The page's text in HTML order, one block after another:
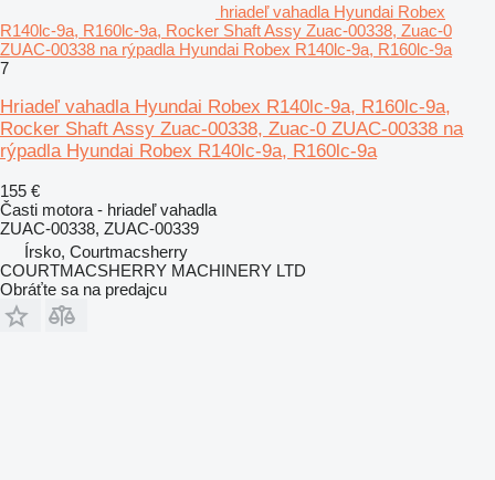
hriadeľ vahadla Hyundai Robex
R140lc-9a, R160lc-9a, Rocker Shaft Assy Zuac-00338, Zuac-0
ZUAC-00338 na rýpadla Hyundai Robex R140lc-9a, R160lc-9a
7
Hriadeľ vahadla Hyundai Robex R140lc-9a, R160lc-9a,
Rocker Shaft Assy Zuac-00338, Zuac-0 ZUAC-00338 na
rýpadla Hyundai Robex R140lc-9a, R160lc-9a
155 €
Časti motora - hriadeľ vahadla
ZUAC-00338, ZUAC-00339
Írsko, Courtmacsherry
COURTMACSHERRY MACHINERY LTD
Obráťte sa na predajcu